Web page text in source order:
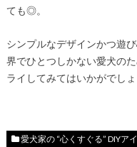
ても◎。
シンプルなデザインかつ遊
界でひとつしかない愛犬の
ライしてみてはいかがでしょ
愛犬家の “心くすぐる” DIYア